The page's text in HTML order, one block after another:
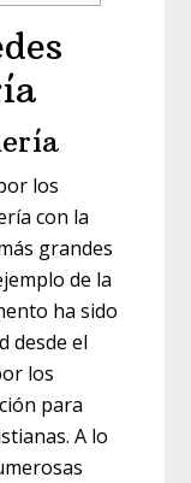
los
con la
grandes
de la
ha sido
desde el
los
para
A lo